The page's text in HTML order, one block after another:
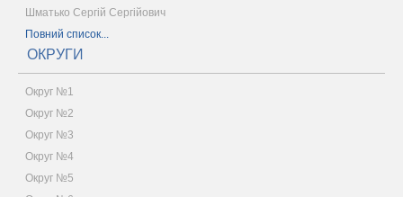
Шматько Сергій Сергійович
Повний список...
ОКРУГИ
Округ №1
Округ №2
Округ №3
Округ №4
Округ №5